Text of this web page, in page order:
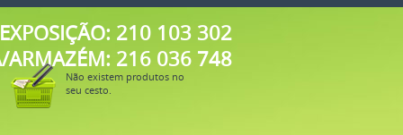
EXPOSIÇÃO: 210 103 302
ARMAZÉM: 216 036 748
Não existem produtos no
seu cesto.